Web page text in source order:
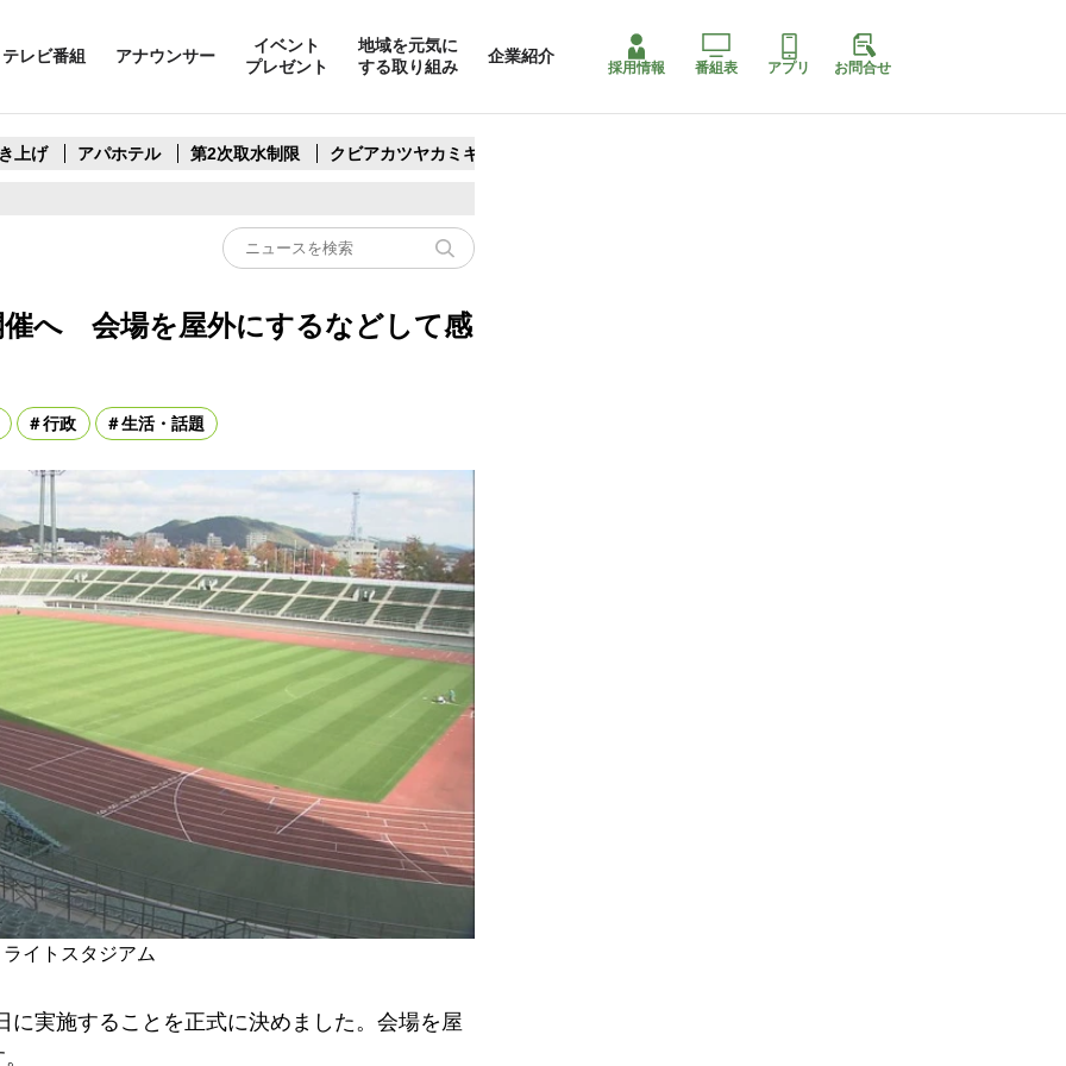
テレビ番組 アナウンサー
イベント
プレゼント
地域を元気に
する取り組み
企業紹介
採用情報 番組表 アプリ お問合せ
上げ アパホテル 第2次取水制限 クビアカツヤカミキリ
催へ 会場を屋外にするなどして感
行政 生活・話題
イトスタジアム
実施することを正式に決めました。会場を屋